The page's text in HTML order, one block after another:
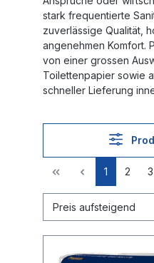
stark frequentierte
zuverlässige Qualität,
angenehmen Komfort.
von einer grossen
Toilettenpapier sowie
schneller Lieferung
1 2 3